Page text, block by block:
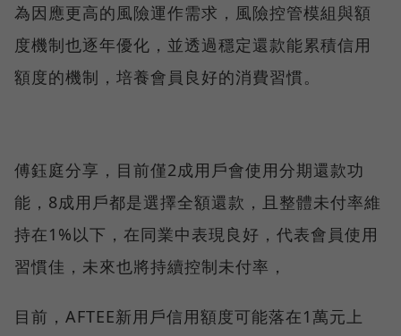
為因應更高的風險運作需求，風險控管模組與額
度機制也逐年優化，並透過穩定還款能累積信用
額度的機制，培養會員良好的消費習慣。
傅鈺庭分享，目前僅2成用戶會使用分期還款功
能，8成用戶都是選擇全額還款，且整體未付率維
持在1%以下，在同業中表現良好，代表會員使用
習慣佳，未來也將持續控制未付率，
目前，AFTEE新用戶信用額度可能落在1萬元上